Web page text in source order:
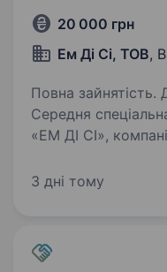
20 000 грн
Ем Ді Сі, ТОВ,
Повна зайнятість.
Середня спеціальна освіта.
«ЕМ ДІ СІ»,
гофрокартону,
3 дні тому